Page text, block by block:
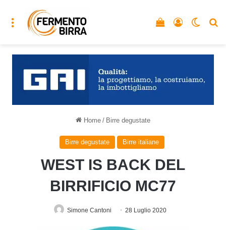
Menu Accedi
Vedi il carrello
Home / Birre degustate
Birre degustate Birre italiane
WEST IS BACK DEL
BIRRIFICIO MC77
Simone Cantoni 28 Luglio 2020